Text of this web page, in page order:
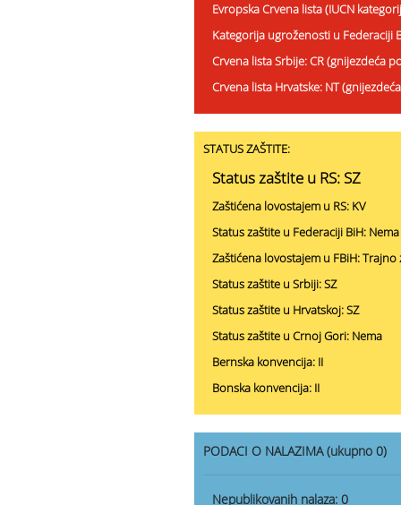
Evropska Crvena lista (IUCN
Kategorija ugroženosti u Federaciji
Crvena lista Srbije: CR (gnijezdeća
Crvena lista Hrvatske: NT
STATUS ZAŠTITE:
Status zaštite u RS: SZ
Zaštićena lovostajem u RS: KV
Status zaštite u Federaciji BiH: Nema
Zaštićena lovostajem u FBiH: Trajno
Status zaštite u Srbiji: SZ
Status zaštite u Hrvatskoj: SZ
Status zaštite u Crnoj Gori: Nema
Bernska konvencija: II
Bonska konvencija: II
PODACI O NALAZIMA (ukupno 0)
Nepublikovanih nalaza: 0